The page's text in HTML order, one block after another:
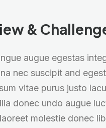
&
augue egestas
nec suscipit and
vitae purus justo
donec undo augue
molestie donec